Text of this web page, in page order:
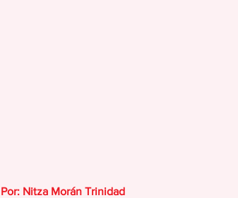
Por: Nitza Morán Trinidad